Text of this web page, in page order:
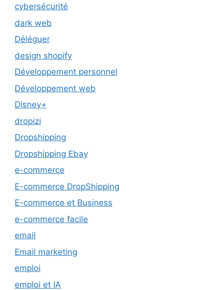
cybersécurité
dark web
Déléguer
design shopify
Développement personnel
Développement web
Disney+
dropizi
Dropshipping
Dropshipping Ebay
e-commerce
E-commerce DropShipping
E-commerce et Business
e-commerce facile
email
Email marketing
emploi
emploi et IA